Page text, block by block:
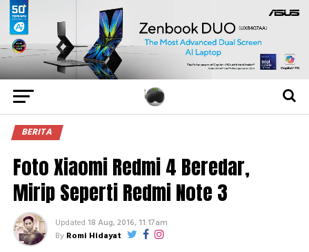
BERITA
Foto Xiaomi Redmi 4 Beredar,
Mirip Seperti Redmi Note 3
Updated 18 Aug, 2016, 11:17am
By Romi Hidayat